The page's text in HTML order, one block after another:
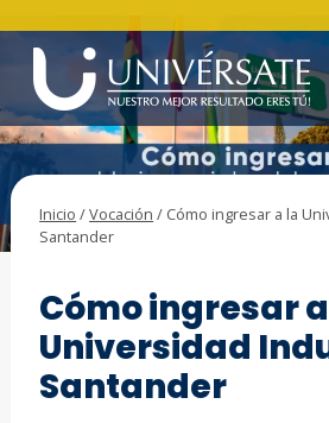
contenido
Inicio /Vocación / Cómo ingresar a la
Santander
Cómo ingresar
Universidad
Santander